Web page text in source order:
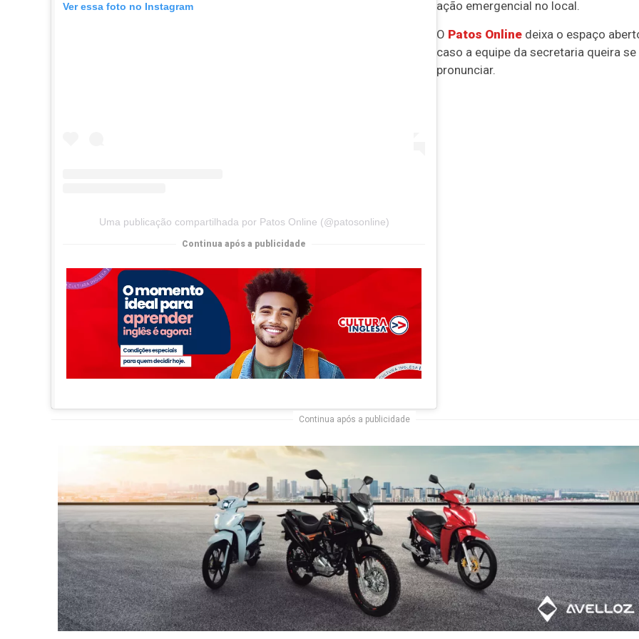
Ver essa foto no Instagram
Uma publicação compartilhada por Patos Online (@patosonline)
Continua após a publicidade
ação emergencial no local.
O Patos Online deixa o espaço
caso a equipe da secretaria queira se
pronunciar.
Continua após a publicidade